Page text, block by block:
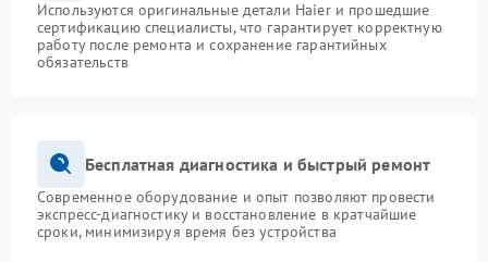
Используются оригинальные детали Haier и прошедшие
сертификацию специалисты, что гарантирует корректную
работу после ремонта и сохранение гарантийных
обязательств
Бесплатная диагностика и быстрый ремонт
Современное оборудование и опыт позволяют провести
экспресс-диагностику и восстановление в кратчайшие
сроки, минимизируя время без устройства